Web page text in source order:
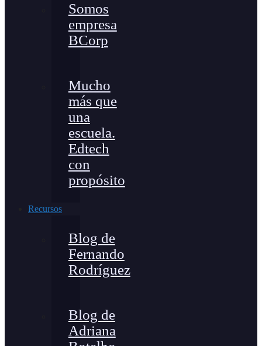
Somos
empresa
BCorp
Mucho
más que
una
escuela.
Edtech
con
propósito
Recursos
Blog de
Fernando
Rodríguez
Blog de
Adriana